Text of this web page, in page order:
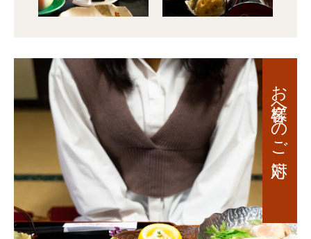
お客様へのご対応